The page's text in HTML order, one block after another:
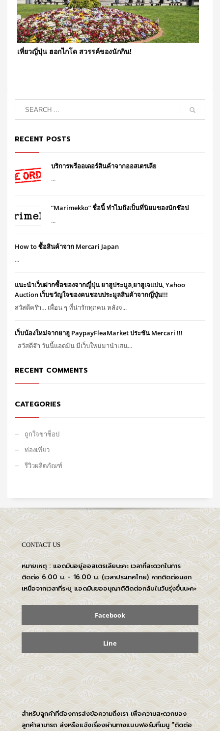
เที่ยวญี่ปุ่น ฮอกไกโด สวรรค์ของนักกิน!
RECENT POSTS
บริการพรีออเดอร์สินค้าจากออสเตรเลีย
...
“Marimekko” ชื่อนี้ ทำไมถึงเป็นที่นิยมของนักช๊อป
...
How to ซื้อสินค้าจาก Mercari Japan
...
แนะนำเว็บฝากซื้อของจากญี่ปุ่น ยาฮูประมูล,ยาฮูเจแปน, Yahoo
Auction เว็บขวัญใจของคนชอบประมูลสินค้าจากญี่ปุ่น!!!
สวัสดีคร๊า… เพื่อน ๆ ที่น่ารักทุกคน หลังจ...
เว็บน้องใหม่จากยาฮู PaypayFleaMarket ประชัน Mercari !!!
สวัสดีจ๊า วันนี้แอดมิน มีเว็บใหม่มานำเสน...
RECENT COMMENTS
CATEGORIES
ถูกใจขาช็อป
ท่องเที่ยว
รีวิวผลิตภัณฑ์
CONTACT US
หมายเหตุ : แอดมินอยู่ออสเตรเลียนะคะ เวลาที่สะดวกในการ
ติดต่อ 6.00 น. - 16.00 น. (เวลาประเทศไทย) หากติดต่อนอก
เหนือจากเวลาที่ระบุ แอดมินขออนุญาติติดต่อกลับในวันรุ่งขึ้นนะคะ
Facebook
Line
สำหรับลูกค้าที่ต้องการส่งข้อความถึงเรา เพื่อความสะดวกของ
ลูกค้าสามารถ ส่งหรือแจ้งเรื่องผ่านทางแบบฟอร์มที่เมนู "ติดต่อ